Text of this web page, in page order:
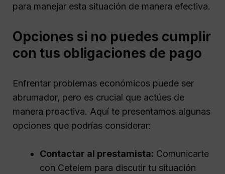
para manejar esta situación de manera efectiva.
Opciones si no puedes cumplir
con tus obligaciones de pago
Enfrentar problemas económicos puede ser
abrumador, pero es crucial que actúes de
manera proactiva. Aquí te presentamos algunas
opciones que podrías considerar:
Contactar al prestamista: Comunicarte
con Cetelem para discutir tu situación